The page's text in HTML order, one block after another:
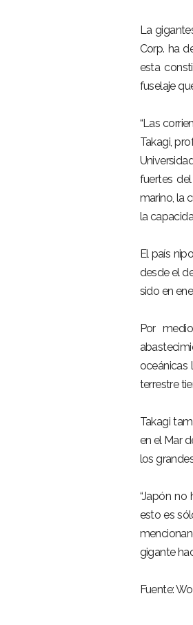
La
Corp. ha
esta
fuselaje
“Las
Takagi,
fuertes
marino, la
la
El país
desde el
sido en
Por
oceánicas
terrestre
Takagi
en el Mar
los
“Japón
esto es
gigante
Fuente: